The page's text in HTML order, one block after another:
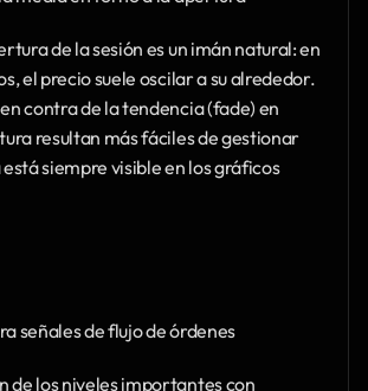
de la sesión es un imán natural: en
el precio suele oscilar a su alrededor.
contra de la tendencia (fade) en
resultan más fáciles de gestionar
siempre visible en los gráficos
señales de flujo de órdenes
de los niveles importantes con